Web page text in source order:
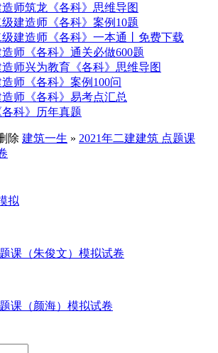
造师筑龙《各科》思维导图
级建造师《各科》案例10题
级建造师《各科》一本通丨免费下载
造师《各科》通关必做600题
造师兴为教育《各科》思维导图
师《各科》案例100问
造师《各科》易考点汇总
科》历年真题
除 建筑一生 » 2021年二建建筑 点题课
拟
课（朱俊文）模拟试卷
课（颜海）模拟试卷